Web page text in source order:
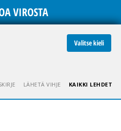
VIROSTA
Valitse kieli
LÄHETÄ VIHJE KAIKKI LEHDET